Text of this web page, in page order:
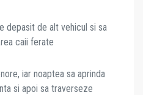
depasit de alt vehicul si sa
caii ferate
iar noaptea sa aprinda
si apoi sa traverseze